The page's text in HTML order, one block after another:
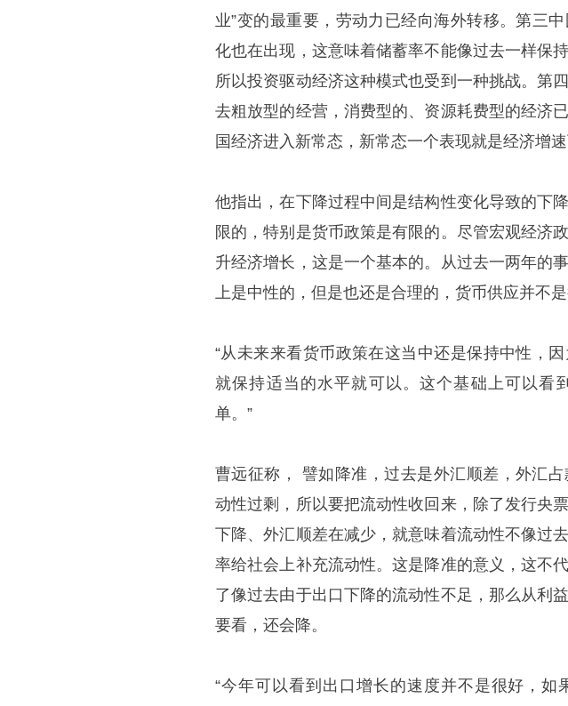
业”变的最重要，劳动力已经向海外转移。第三
化也在出现，这意味着储蓄率不能像过去一样保
所以投资驱动经济这种模式也受到一种挑战。第
去粗放型的经营，消费型的、资源耗费型的经济
国经济进入新常态，新常态一个表现就是经济增
他指出，在下降过程中间是结构性变化导致的下
限的，特别是货币政策是有限的。尽管宏观经济
升经济增长，这是一个基本的。从过去一两年的
上是中性的，但是也还是合理的，货币供应并不
“从未来来看货币政策在这当中还是保持中性，
就保持适当的水平就可以。这个基础上可以看
单。”
曹远征称， 譬如降准，过去是外汇顺差，外汇
动性过剩，所以要把流动性收回来，除了发行央
下降、外汇顺差在减少，就意味着流动性不像过
率给社会上补充流动性。这是降准的意义，这不
了像过去由于出口下降的流动性不足，那么从利
要看，还会降。
“今年可以看到出口增长的速度并不是很好，如